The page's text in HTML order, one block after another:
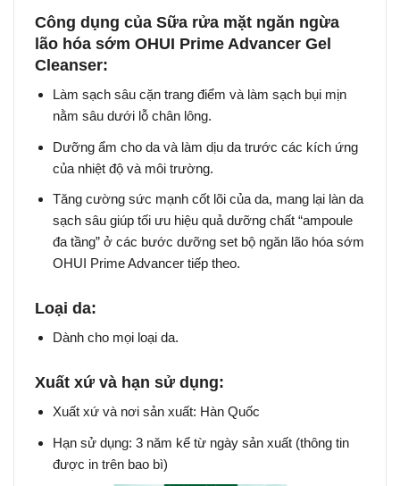
Công dụng của Sữa rửa mặt ngăn ngừa
lão hóa sớm OHUI Prime Advancer Gel
Cleanser:
Làm sạch sâu cặn trang điểm và làm sạch bụi mịn
nằm sâu dưới lỗ chân lông.
Dưỡng ẩm cho da và làm dịu da trước các kích ứng
của nhiệt độ và môi trường.
Tăng cường sức mạnh cốt lõi của da, mang lại làn da
sạch sâu giúp tối ưu hiệu quả dưỡng chất “ampoule
đa tầng” ở các bước dưỡng set bộ ngăn lão hóa sớm
OHUI Prime Advancer tiếp theo.
Loại da:
Dành cho mọi loại da.
Xuất xứ và hạn sử dụng:
Xuất xứ và nơi sản xuất: Hàn Quốc
Hạn sử dụng: 3 năm kể từ ngày sản xuất (thông tin
được in trên bao bì)